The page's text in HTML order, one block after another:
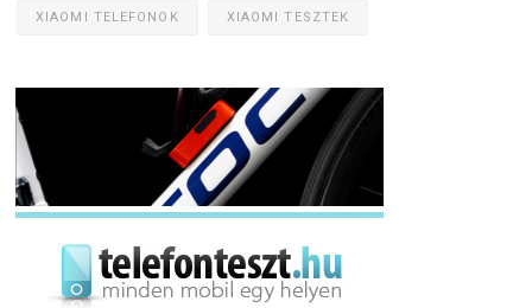
XIAOMI TELEFONOK XIAOMI TESZTEK